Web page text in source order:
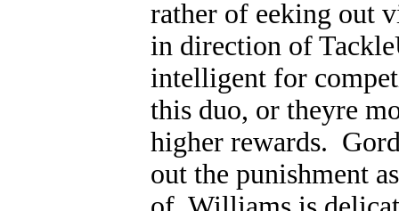
rather of eeking out
in direction of
intelligent for
this duo, or theyre
higher rewards.
out the punishment